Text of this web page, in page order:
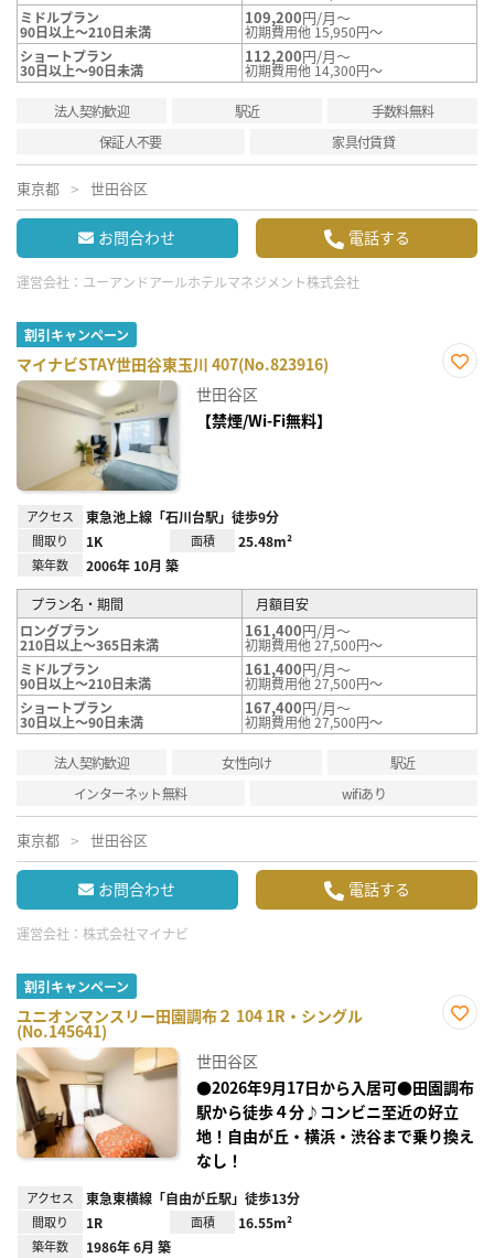
ミドルプラン
90日以上～210日未満
109,200円/月～
初期費用他 15,950円～
ショートプラン
30日以上～90日未満
112,200円/月～
初期費用他 14,300円～
法人契約歓迎 駅近
手数料無料
保証人不要
家具付賃貸
東京都 世田谷区
お問合わせ 電話する
運営会社： ユーアンドアールホテルマネジメント株式会社
割引キャンペーン
マイナビSTAY世田谷東玉川 407(No.823916)
世田谷区
【禁煙/Wi-Fi無料】
アクセス 東急池上線「石川台駅」徒歩9分
間取り 1K 面積 25.48m²
築年数 2006年 10月 築
プラン名・期間
月額目安
ロングプラン
210日以上～365日未満
161,400円/月～
初期費用他 27,500円～
ミドルプラン
90日以上～210日未満
161,400円/月～
初期費用他 27,500円～
ショートプラン
30日以上～90日未満
167,400円/月～
初期費用他 27,500円～
法人契約歓迎 女性向け
駅近
インターネット無料
wifiあり
東京都 世田谷区
お問合わせ 電話する
運営会社： 株式会社マイナビ
割引キャンペーン
ユニオンマンスリー田園調布２ 104 1R・シングル
(No.145641)
録
世田谷区
●2026年9月17日から入居可●田園調布
駅から徒歩４分♪コンビニ至近の好立
地！自由が丘・横浜・渋谷まで乗り換え
なし！
アクセス 東急東横線「自由が丘駅」徒歩13分
間取り 1R 面積 16.55m²
築年数 1986年 6月 築